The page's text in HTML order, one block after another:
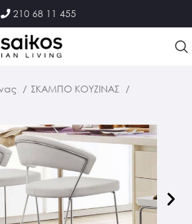
210 68 11 455
ΣΚΑΜΠΟ ΚΟΥΖΙΝΑΣ